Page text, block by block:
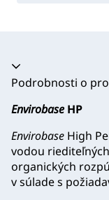
Akordeón sa zrútil
Podrobnosti o
Envirobase HP
Envirobase High
vodou
organických
v súlade s